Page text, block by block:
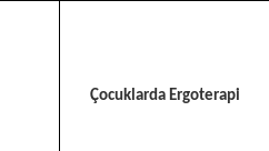
Çocuklarda Ergoterapi